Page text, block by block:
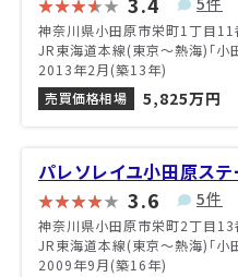
神奈川県小田原市栄町1丁目
JR東海道本線(東京～熱海)「小
2013年2月(築13年)
売買価格相場
5,825万円
パレソレイユ小田原ステ
3.6 5件
神奈川県小田原市栄町2丁目
JR東海道本線(東京～熱海)「小
2009年9月(築16年)